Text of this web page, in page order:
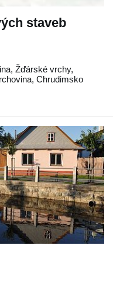
staveb
, Žďárské vrchy,
, Chrudimsko